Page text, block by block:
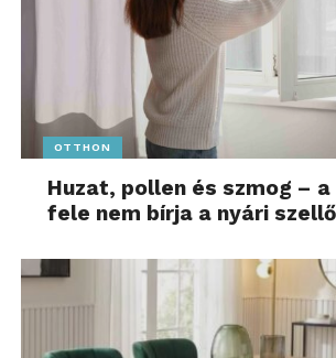
OTTHON
Huzat, pollen és szmog –
fele nem bírja a nyári